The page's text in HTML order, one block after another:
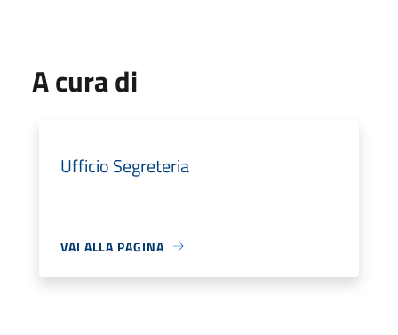
A cura di
Ufficio Segreteria
VAI ALLA PAGINA